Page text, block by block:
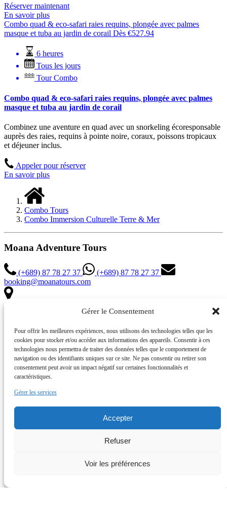
Gérer le Consentement
Pour offrir les meilleures expériences, nous utilisons des technologies telles que les
cookies pour stocker et/ou accéder aux informations des appareils. Consentir à ces
technologies nous permettra de traiter des données telles que le comportement de
navigation ou des identifiants uniques sur ce site. Ne pas consentir ou retirer son
consentement peut avoir un impact négatif sur certaines fonctionnalités et
caractéristiques.
Gérer les services
Accepter
Refuser
Voir les préférences
Réserver maintenant
En savoir plus
Combo quad & eco-safari raies requins, plongée avec palmes
masque et tuba au jardin de corail Dès €527.94
6 heures
Tous les jours
Tour Combo
Combo quad & eco-safari raies requins, plongée avec palmes
masque et tuba au jardin de corail
Combinez une aventure en quad avec un snorkeling écoresponsable
auprès des raies, requins à pointe noire, coraux, poissons tropicaux
et déjeuner inclus.
Appeler pour réserver
En savoir plus
Combo Tours
Combo Immersion Culturelle Terre & Mer
Moana Adventure Tours
(+689) 87 78 27 37
(+689) 87 78 27 37
booking@moanatours.com
French Polynesia